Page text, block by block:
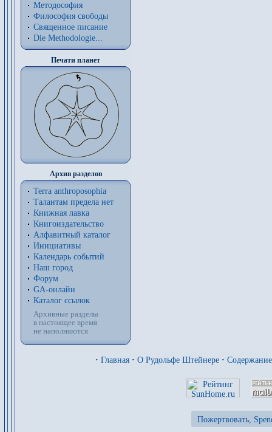
Методософия
Философия cвободы
Священное писание
Die Methodologie...
Печати планет
Архив разделов
Terra anthroposophia
Талантам предела нет
Книжная лавка
Книгоиздательство
Алфавитный каталог
Инициативы
Календарь событий
Наш город
Форум
GA-онлайн
Каталог ссылок
Архивные разделы
в настоящее время
не наполняются
· Главная · О Рудольфе Штейнере ·
Пожертвовать,